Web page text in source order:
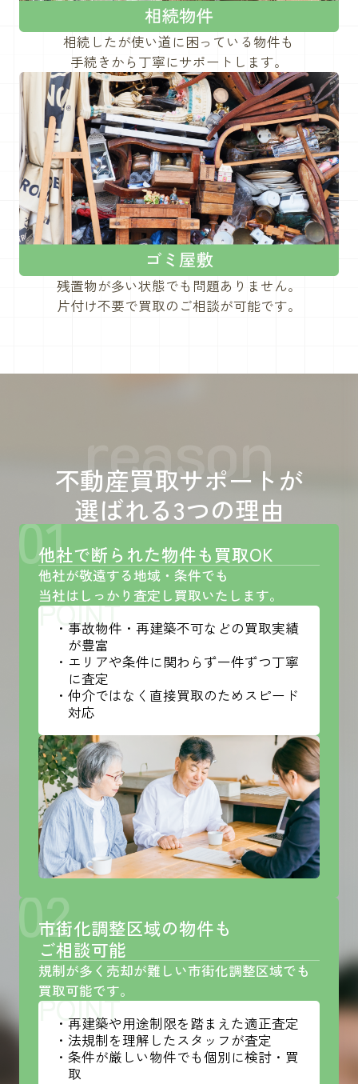
相続したが使い道に困っている物件も
手続きから丁寧にサポートします。
残置物が多い状態でも問題ありません。
片付け不要で買取のご相談が可能です。
reason
不動産買取サポートが
選ばれる3つの理由
01
他社で断られた物件も買取OK
他社が敬遠する地域・条件でも
当社はしっかり査定し買取いたします。
POINT
・事故物件・再建築不可などの買取実績
が豊富
・エリアや条件に関わらず一件ずつ丁寧
に査定
・仲介ではなく直接買取のためスピード
対応
02
市街化調整区域の物件も
ご相談可能
規制が多く売却が難しい市街化調整区域でも
買取可能です。
POINT
・再建築や用途制限を踏まえた適正査定
・法規制を理解したスタッフが査定
・条件が厳しい物件でも個別に検討・買
取